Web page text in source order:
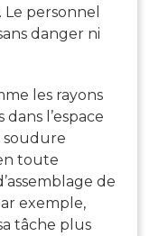
personnel
danger ni
les rayons
l’espace
soudure
toute
de
exemple,
tâche plus